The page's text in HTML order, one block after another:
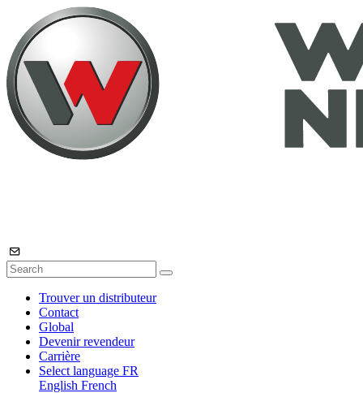
Trouver un distributeur
Contact
Global
Devenir revendeur
Carrière
Select language FR
English French